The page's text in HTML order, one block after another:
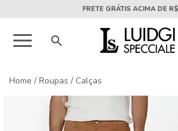
5X SEM JUROS PARCELA MÍNIMA
Home / Roupas / Calças